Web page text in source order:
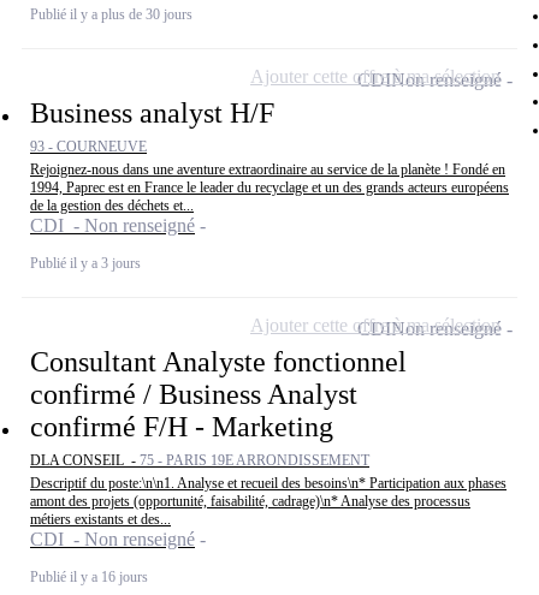
Publié il y a plus de 30 jours
Business analyst H/F
93 - COURNEUVE
Rejoignez-nous dans une aventure extraordinaire au service de la planète ! Fondé en
1994, Paprec est en France le leader du recyclage et un des grands acteurs européens
de la gestion des déchets et...
CDI - Non renseigné
Publié il y a 3 jours
CDINon renseigné
Ajouter cette offre à ma sélection
Consultant Analyste fonctionnel
confirmé / Business Analyst
confirmé F/H - Marketing
DLA CONSEIL - 75 - PARIS 19E ARRONDISSEMENT
Descriptif du poste:\n\n1. Analyse et recueil des besoins\n* Participation aux phases
amont des projets (opportunité, faisabilité, cadrage)\n* Analyse des processus
métiers existants et des...
CDI - Non renseigné
Publié il y a 16 jours
CDINon renseigné
Ajouter cette offre à ma sélection